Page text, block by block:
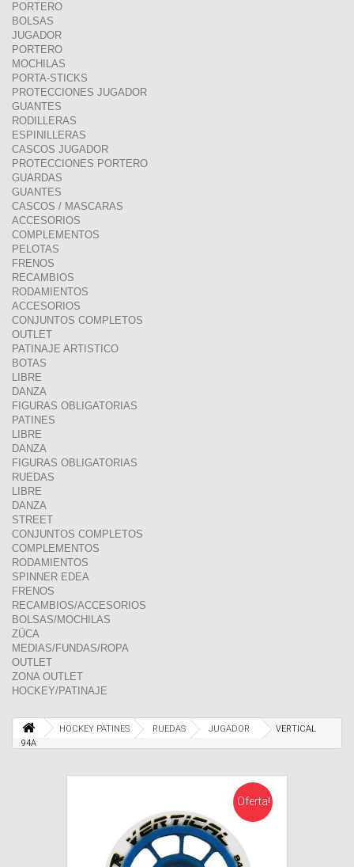
PORTERO
BOLSAS
JUGADOR
PORTERO
MOCHILAS
PORTA-STICKS
PROTECCIONES JUGADOR
GUANTES
RODILLERAS
ESPINILLERAS
CASCOS JUGADOR
PROTECCIONES PORTERO
GUARDAS
GUANTES
CASCOS / MASCARAS
ACCESORIOS
COMPLEMENTOS
PELOTAS
FRENOS
RECAMBIOS
RODAMIENTOS
ACCESORIOS
CONJUNTOS COMPLETOS
OUTLET
PATINAJE ARTISTICO
BOTAS
LIBRE
DANZA
FIGURAS OBLIGATORIAS
PATINES
LIBRE
DANZA
FIGURAS OBLIGATORIAS
RUEDAS
LIBRE
DANZA
STREET
CONJUNTOS COMPLETOS
COMPLEMENTOS
RODAMIENTOS
SPINNER EDEA
FRENOS
RECAMBIOS/ACCESORIOS
BOLSAS/MOCHILAS
ZÜCA
MEDIAS/FUNDAS/ROPA
OUTLET
ZONA OUTLET
HOCKEY/PATINAJE
HOCKEY PATINES RUEDAS JUGADOR
VERTICAL
94A
Oferta!